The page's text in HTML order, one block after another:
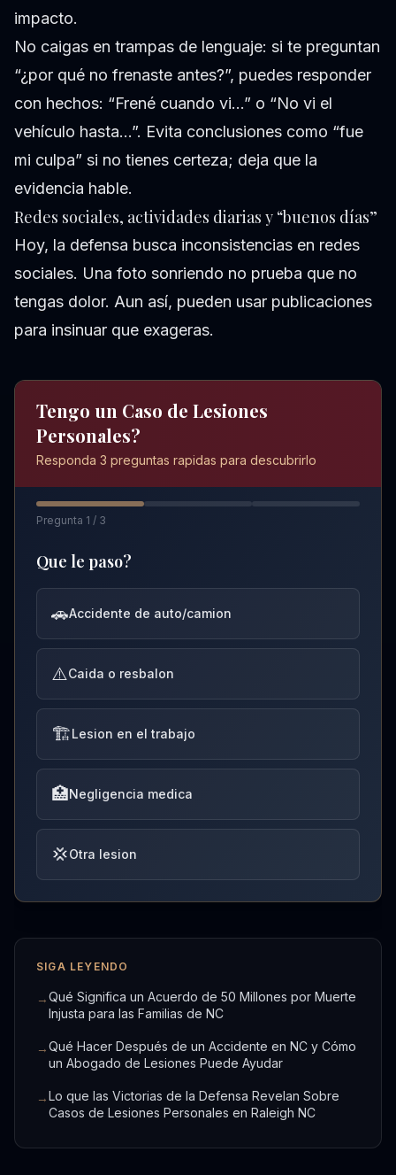
impacto.
No caigas en trampas de lenguaje: si te preguntan
“¿por qué no frenaste antes?”, puedes responder
con hechos: “Frené cuando vi…” o “No vi el
vehículo hasta…”. Evita conclusiones como “fue
mi culpa” si no tienes certeza; deja que la
evidencia hable.
Redes sociales, actividades diarias y “buenos días”
Hoy, la defensa busca inconsistencias en redes
sociales. Una foto sonriendo no prueba que no
tengas dolor. Aun así, pueden usar publicaciones
para insinuar que exageras.
Tengo un Caso de Lesiones
Personales?
Responda 3 preguntas rapidas para descubrirlo
Pregunta 1 / 3
Que le paso?
🚗Accidente de auto/camion
⚠️Caida o resbalon
🏗️Lesion en el trabajo
🏥Negligencia medica
💢Otra lesion
SIGA LEYENDO
→Qué Significa un Acuerdo de 50 Millones por Muerte
Injusta para las Familias de NC
→Qué Hacer Después de un Accidente en NC y Cómo
un Abogado de Lesiones Puede Ayudar
→Lo que las Victorias de la Defensa Revelan Sobre
Casos de Lesiones Personales en Raleigh NC